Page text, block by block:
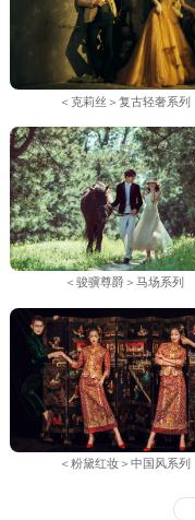
＜克莉丝＞复古轻奢系列
＜骏骥尊爵＞马场系列
＜粉黛红妆＞中国风系列